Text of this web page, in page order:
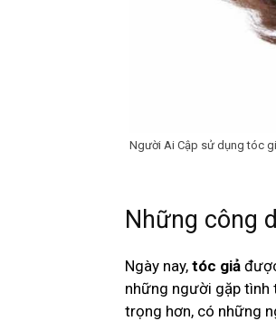
Người Ai Cập sử dụng tóc
Những công
Ngày nay, tóc giả
những người gặp tình
trọng hơn, có những